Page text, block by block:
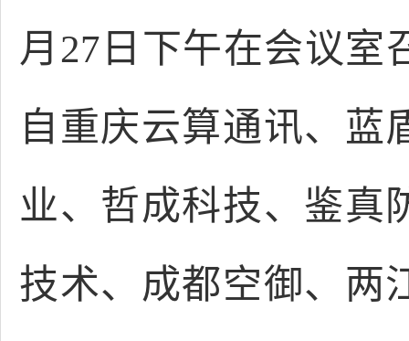
月27日下午在会议室
自重庆云算通讯、蓝
业、哲成科技、鉴真
技术、成都空御、两